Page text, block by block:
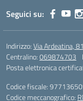
Seguici su:
Indirizzo:Via Ardeatina,
Centralino:069874703
Posta elettronica
Codice fiscale:
Codice meccanografico: